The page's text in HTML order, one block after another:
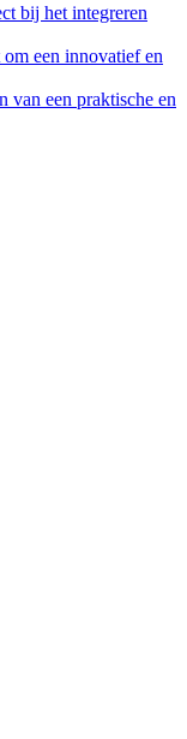
bij het integreren
een innovatief en
van een praktische en